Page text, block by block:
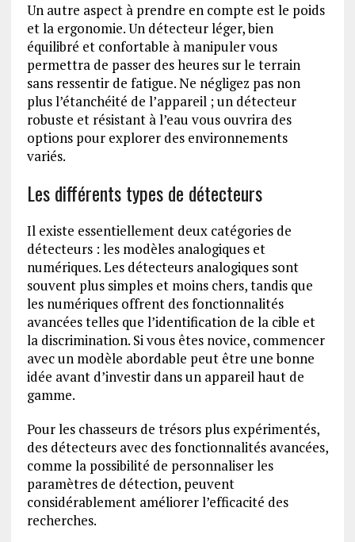
Un autre aspect à prendre en compte est le poids
et la ergonomie. Un détecteur léger, bien
équilibré et confortable à manipuler vous
permettra de passer des heures sur le terrain
sans ressentir de fatigue. Ne négligez pas non
plus l’étanchéité de l’appareil ; un détecteur
robuste et résistant à l’eau vous ouvrira des
options pour explorer des environnements
variés.
Les différents types de détecteurs
Il existe essentiellement deux catégories de
détecteurs : les modèles analogiques et
numériques. Les détecteurs analogiques sont
souvent plus simples et moins chers, tandis que
les numériques offrent des fonctionnalités
avancées telles que l’identification de la cible et
la discrimination. Si vous êtes novice, commencer
avec un modèle abordable peut être une bonne
idée avant d’investir dans un appareil haut de
gamme.
Pour les chasseurs de trésors plus expérimentés,
des détecteurs avec des fonctionnalités avancées,
comme la possibilité de personnaliser les
paramètres de détection, peuvent
considérablement améliorer l’efficacité des
recherches.